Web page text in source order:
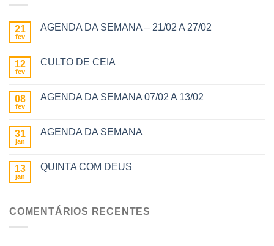
21
fev
AGENDA DA SEMANA – 21/02 A 27/02
12
fev
CULTO DE CEIA
08
fev
AGENDA DA SEMANA 07/02 A 13/02
31
jan
AGENDA DA SEMANA
13
jan
QUINTA COM DEUS
COMENTÁRIOS RECENTES